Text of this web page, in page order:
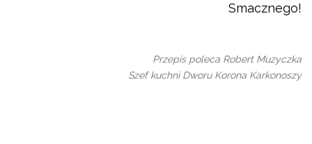
Smacznego!
Przepis poleca Robert Muzyczka
Szef kuchni Dworu Korona Karkonoszy